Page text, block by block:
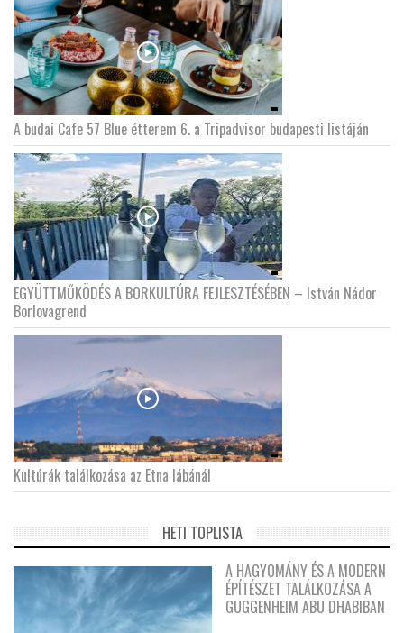
A budai Cafe 57 Blue étterem 6. a Tripadvisor budapesti listáján
EGYÜTTMŰKÖDÉS A BORKULTÚRA FEJLESZTÉSÉBEN – István Nádor
Borlovagrend
Kultúrák találkozása az Etna lábánál
HETI TOPLISTA
A HAGYOMÁNY ÉS A MODERN
ÉPÍTÉSZET TALÁLKOZÁSA A
GUGGENHEIM ABU DHABIBAN